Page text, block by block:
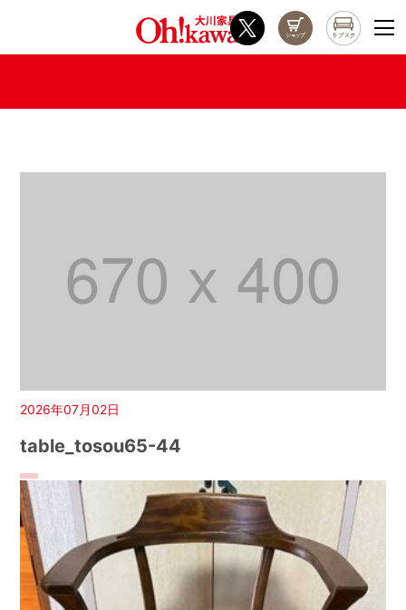
2026年07月02日
table_tosou65-44